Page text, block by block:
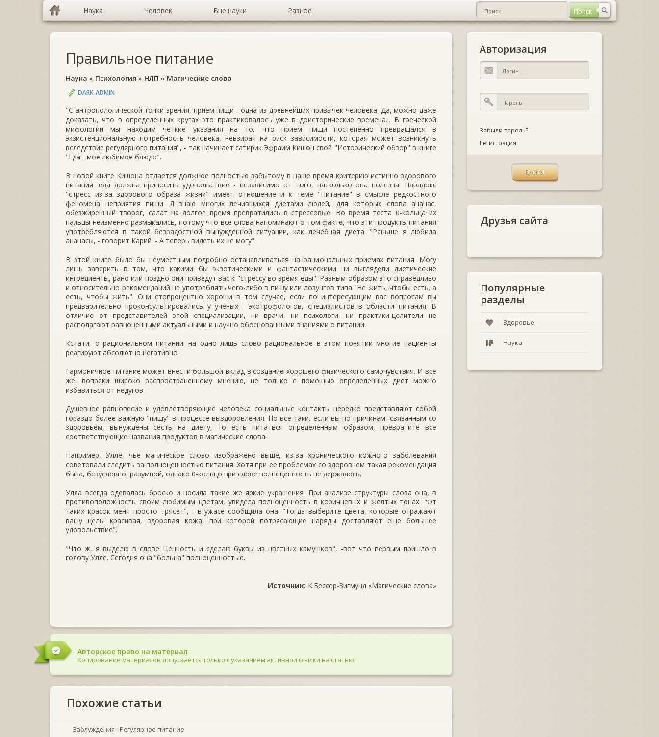
Наука Человек Вне науки Разное
Правильное питание
Наука » Психология » НЛП » Магические слова
DARK-ADMIN
"С антропологической точки зрения, прием пищи - одна из древнейших привычек человека. Да, можно даже
доказать, что в определенных кругах это практиковалось уже в доисторические времена... В греческой
мифологии мы находим четкие указания на то, что прием пищи постепенно превращался в
экзистенциональную потребность человека, невзирая на риск зависимости, которая может возникнуть
вследствие регулярного питания", - так начинает сатирик Эфраим Кишон свой "Исторический обзор" в книге
"Еда - мое любимое блюдо".
В новой книге Кишона отдается должное полностью забытому в наше время критерию истинно здорового
питания: еда должна приносить удовольствие - независимо от того, насколько она полезна. Парадокс
"стресс из-за здорового образа жизни" имеет отношение и к теме "Питание" в смысле редкостного
феномена неприятия пищи. Я знаю многих лечившихся диетами людей, для которых слова ананас,
обезжиренный творог, салат на долгое время превратились в стрессовые. Во время теста 0-кольца их
пальцы неизменно размыкались, потому что все слова напоминают о том факте, что эти продукты питания
употребляются в такой безрадостной вынужденной ситуации, как лечебная диета. "Раньше я любила
ананасы, - говорит Карий. - А теперь видеть их не могу".
В этой книге было бы неуместным подробно останавливаться на рациональных приемах питания. Могу
лишь заверить в том, что какими бы экзотическими и фантастическими ни выглядели диетические
ингредиенты, рано или поздно они приведут вас к "стрессу во время еды". Равным образом это справедливо
и относительно рекомендаций не употреблять чего-либо в пищу или лозунгов типа "Не жить, чтобы есть, а
есть, чтобы жить". Они стопроцентно хороши в том случае, если по интересующим вас вопросам вы
предварительно проконсультировались у ученых - экотрофологов, специалистов в области питания. В
отличие от представителей этой специализации, ни врачи, ни психологи, ни практики-целители не
располагают равноценными актуальными и научно обоснованными знаниями о питании.
Кстати, о рациональном питании: на одно лишь слово рациональное в этом понятии многие пациенты
реагируют абсолютно негативно.
Гармоничное питание может внести большой вклад в создание хорошего физического самочувствия. И все
же, вопреки широко распространенному мнению, не только с помощью определенных диет можно
избавиться от недугов.
Душевное равновесие и удовлетворяющие человека социальные контакты нередко представляют собой
гораздо более важную "пищу" в процессе выздоровления. Но все-таки, если вы по причинам, связанным со
здоровьем, вынуждены сесть на диету, то есть питаться определенным образом, превратите все
соответствующие названия продуктов в магические слова.
Например, Улле, чье магическое слово изображено выше, из-за хронического кожного заболевания
советовали следить за полноценностью питания. Хотя при ее проблемах со здоровьем такая рекомендация
была, безусловно, разумной, однако 0-кольцо при слове полноценность не держалось.
Улла всегда одевалась броско и носила такие же яркие украшения. При анализе структуры слова она, в
противоположность своим любимым цветам, увидела полноценность в коричневых и желтых тонах. "От
таких красок меня просто трясет", - в ужасе сообщила она. "Тогда выберите цвета, которые отражают
вашу цель: красивая, здоровая кожа, при которой потрясающие наряды доставляют еще большее
удовольствие".
"Что ж, я выделю в слове Ценность и сделаю буквы из цветных камушков", -вот что первым пришло в
голову Улле. Сегодня она "больна" полноценностью.
Источник: К.Бессер-Зигмунд «Магические слова»
Авторское право на материал
Копирование материалов допускается только с указанием активной ссылки на статью!
Похожие статьи
Заблуждения - Регулярное питание
Авторизация
Забыли пароль?
Регистрация
Друзья сайта
Популярные
разделы
Здоровье
Наука